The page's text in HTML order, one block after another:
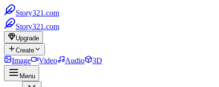
Story321.com
Story321.com
Upgrade
Create
Image Video Audio 3D
Menu